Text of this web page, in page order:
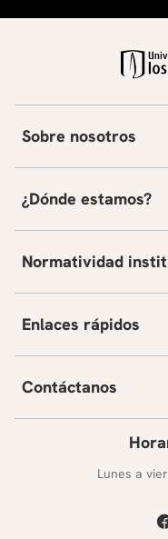
Sobre nosotros
¿Dónde estamos?
Normatividad
Enlaces rápidos
Contáctanos
Lunes a